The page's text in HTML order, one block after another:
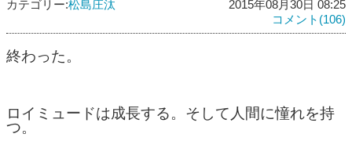
カテゴリー:松島庄汰
2015年08月30日 08:25
コメント(106)
終わった。
ロイミュードは成長する。そして人間に憧れを持
つ。